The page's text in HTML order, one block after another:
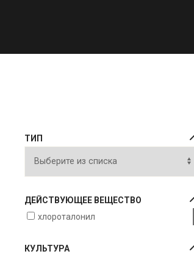
ТИП
ДЕЙСТВУЮЩЕЕ ВЕЩЕСТВО
хлороталонил
КУЛЬТУРА